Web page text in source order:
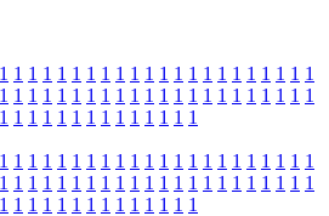
1 1 1 1 1 1 1 1 1 1 1 1 1 1 1 1 1 1 1 1 1 1
1 1 1 1 1 1 1 1 1 1 1 1 1 1 1 1 1 1 1 1 1 1
1 1 1 1 1 1 1 1 1 1 1 1 1 1
1 1 1 1 1 1 1 1 1 1 1 1 1 1 1 1 1 1 1 1 1 1
1 1 1 1 1 1 1 1 1 1 1 1 1 1 1 1 1 1 1 1 1 1
1 1 1 1 1 1 1 1 1 1 1 1 1 1